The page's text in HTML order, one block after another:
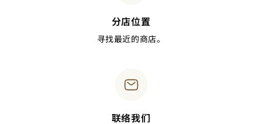
分店位置
寻找最近的商店。
联络我们